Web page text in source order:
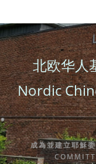
to
content
北欧华人
Nordic
成為並建立耶穌